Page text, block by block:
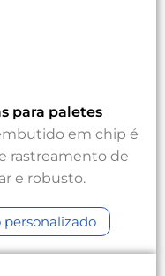
para paletes
em chip é
rastreamento de
e robusto.